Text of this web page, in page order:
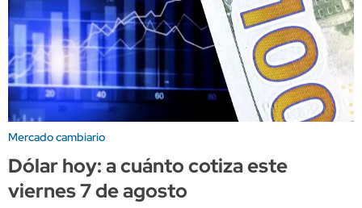
Mercado cambiario
Dólar hoy: a cuánto cotiza este
viernes 7 de agosto